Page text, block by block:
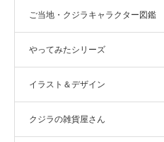
ご当地・クジラキャラクター図鑑
やってみたシリーズ
イラスト＆デザイン
クジラの雑貨屋さん